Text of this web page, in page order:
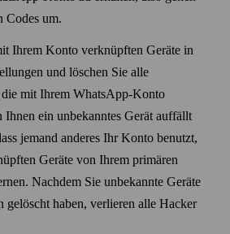
Codes um.
Ihrem Konto verknüpften Geräte in
und löschen Sie alle
die mit Ihrem WhatsApp-Konto
ein unbekanntes Gerät auffällt
jemand anderes Ihr Konto benutzt,
Geräte von Ihrem primären
Nachdem Sie unbekannte Geräte
gelöscht haben, verlieren alle Hacker